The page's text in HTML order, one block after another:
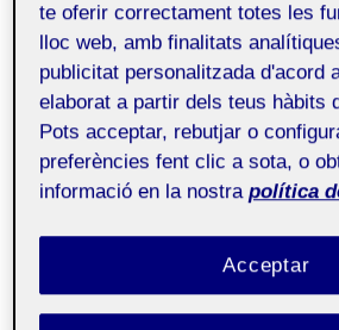
te oferir correctament totes les
lloc web, amb finalitats
publicitat personalitzada d'acord
elaborat a partir dels teus hàbits
Pots acceptar, rebutjar o
preferències fent clic a sota, o
informació en la nostra política
Acceptar